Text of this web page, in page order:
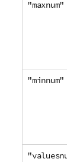
"maxnum"
"minnum"